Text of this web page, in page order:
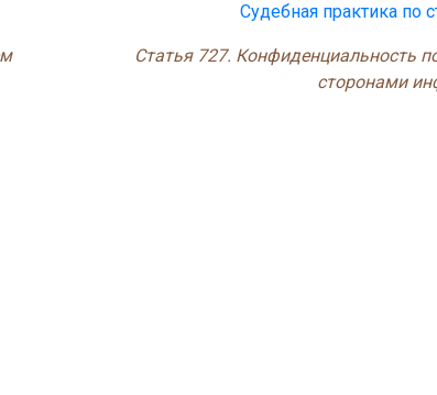
Судебная практика по
Статья 727. Конфиденциальность
сторонами